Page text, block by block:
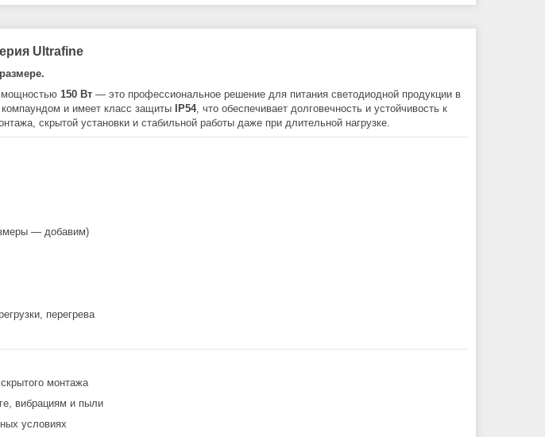
Ultrafine
мощностью 150 Вт — это профессиональное решение для питания светодиодной продукции в
и имеет класс защиты
IP54, что обеспечивает долговечность и устойчивость к
скрытой установки и стабильной работы даже при длительной нагрузке.
— добавим)
перегрева
монтажа
вибрациям и пыли
условиях